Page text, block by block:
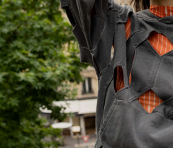
Худи
825.01.HDY26.11
О товаре
Бренд: Red September
Состав:100% хлопок
Цвет:
Размер: